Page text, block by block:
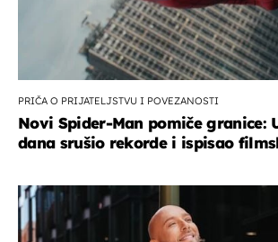
PRIČA O PRIJATELJSTVU I POVEZANOSTI
Novi Spider-Man pomiče granice:
dana srušio rekorde i ispisao